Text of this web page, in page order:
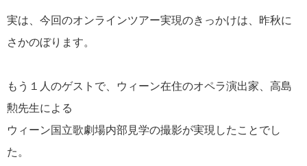
実は、今回のオンラインツアー実現のきっかけは、昨秋に
さかのぼります。
もう１人のゲストで、ウィーン在住のオペラ演出家、高島
勲先生による
ウィーン国立歌劇場内部見学の撮影が実現したことでし
た。
バッハへの旅
国内企画
バレエツアー